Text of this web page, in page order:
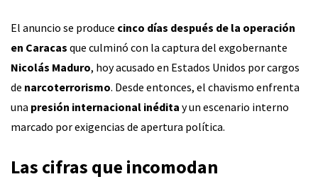
El anuncio se produce cinco días después de la operación
en Caracas que culminó con la captura del exgobernante
Nicolás Maduro, hoy acusado en Estados Unidos por cargos
de narcoterrorismo. Desde entonces, el chavismo enfrenta
una presión internacional inédita y un escenario interno
marcado por exigencias de apertura política.
Las cifras que incomodan